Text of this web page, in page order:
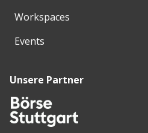
Workspaces
Events
Unsere Partner